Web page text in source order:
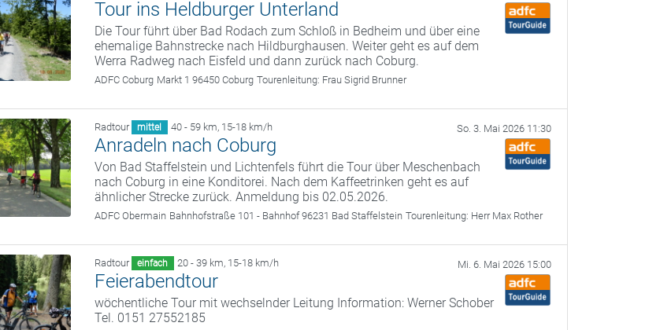
Tour ins Heldburger Unterland
Die Tour führt über Bad Rodach zum Schloß in Bedheim und über eine
ehemalige Bahnstrecke nach Hildburghausen. Weiter geht es auf dem
Werra Radweg nach Eisfeld und dann zurück nach Coburg.
ADFC Coburg Markt 1 96450 Coburg Tourenleitung: Frau Sigrid Brunner
Radtour mittel 40 - 59 km, 15-18 km/h So. 3. Mai 2026 11:30
Anradeln nach Coburg
Von Bad Staffelstein und Lichtenfels führt die Tour über Meschenbach
nach Coburg in eine Konditorei. Nach dem Kaffeetrinken geht es auf
ähnlicher Strecke zurück. Anmeldung bis 02.05.2026.
ADFC Obermain Bahnhofstraße 101 - Bahnhof 96231 Bad Staffelstein Tourenleitung: Herr Max Rother
Radtour einfach 20 - 39 km, 15-18 km/h Mi. 6. Mai 2026 15:00
Feierabendtour
wöchentliche Tour mit wechselnder Leitung Information: Werner Schober
Tel. 0151 27552185